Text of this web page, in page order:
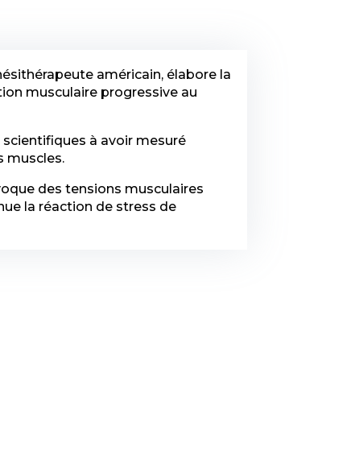
américain, élabore la
musculaire progressive au
scientifiques à avoir mesuré
muscles.
des tensions musculaires
la réaction de stress de